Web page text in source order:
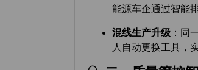
能源车企通过智能
混线生产升级 ：同
人自动更换工具，